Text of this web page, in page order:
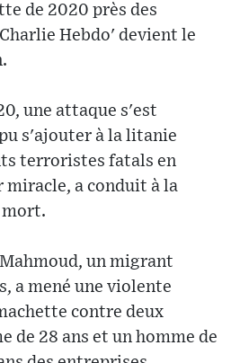
de 2020 près des
Hebdo' devient le
une attaque s'est
s'ajouter à la litanie
terroristes fatals en
miracle, a conduit à la
mort.
un migrant
a mené une violente
contre deux
de 28 ans et un homme de